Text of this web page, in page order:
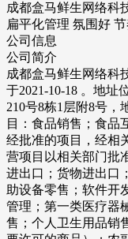
成都盒马鲜生网络科
扁平化管理 氛围好
公司信息
公司简介
成都盒马鲜生网络科
于2021-10-18 。地址
210号8栋1层附8号，
目：食品销售；食品
经批准的项目，经相
营项目以相关部门批
进出口；货物进出口
助设备零售；软件开
管理；第一类医疗器
售；个人卫生用品销